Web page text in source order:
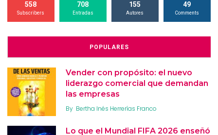
558
Subscribers
708
Entradas
155
Autores
49
Comments
POPULARES
Vender con propósito: el nuevo
liderazgo comercial que demandan
las empresas
By Bertha Inés Herrerías Franco
Lo que el Mundial FIFA 2026 enseñó